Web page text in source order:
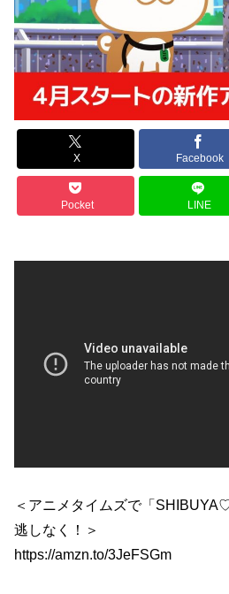
X Facebook
Pocket LINE
＜アニメタイムズで「
逃しなく！＞
https://amzn.to/3JeFSGm